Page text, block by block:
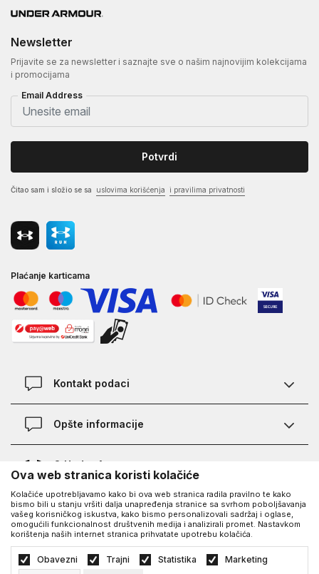
Newsletter
Prijavite se za newsletter i saznajte sve o našim najnovijim kolekcijama
i promocijama
Email Address
Potvrdi
Čitao sam i složio se sa uslovima korišćenja i pravilima privatnosti
Plaćanje karticama
Kontakt podaci
Kontakt
Opšte informacije
Provjera statusa porudžbine
Najčešća pitanja
Kako kupiti
Zamjena veličine i zamjena artikla
O Under Armour-u
O nama - priča o UA
Saznajte više o UA
Karijera
Blog
UA Social
Facebook
©2026https://www.underarmour.ba/, IzradaNB SOFT. Sva prava zadržana.
Politika privatnosti
Uslovi korišćenja
Ova web stranica koristi kolačiće
Kolačiće upotrebljavamo kako bi ova web stranica radila pravilno te kako
bismo bili u stanju vršiti dalja unapređenja stranice sa svrhom poboljšavanja
vašeg korisničkog iskustva, kako bismo personalizovali sadržaj i oglase,
omogućili funkcionalnost društvenih medija i analizirali promet. Nastavkom
korištenja naših internet stranica prihvatate upotrebu kolačića.
Obavezni Trajni Statistika Marketing